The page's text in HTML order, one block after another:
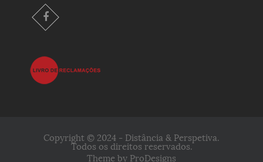
Copyright © 2024 - Distância & Perspetiva.
Todos os direitos reservados.
Theme by ProDesigns